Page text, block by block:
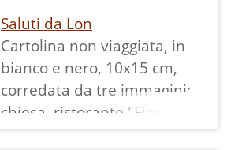
questa occasione visitare il
primo panificio, il negozio e
gustare i prodotti Tecchiolli.
Questo articolo era stato
Saluti da Lon
Cartolina non viaggiata, in
bianco e nero, 10x15 cm,
corredata da tre immagini:
chiesa, ristorante "Fior di
roccia" e veduta del paese